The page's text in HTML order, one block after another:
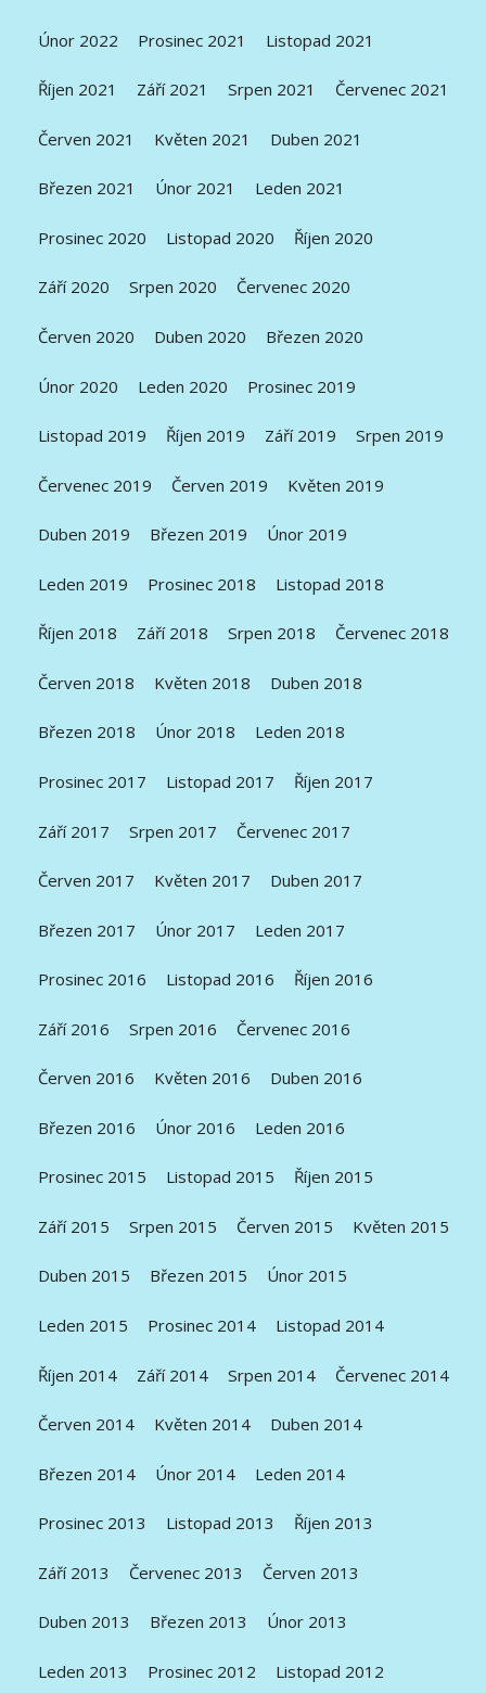
Únor 2022 Prosinec 2021 Listopad 2021
Říjen 2021 Září 2021 Srpen 2021 Červenec 2021
Červen 2021 Květen 2021 Duben 2021
Březen 2021 Únor 2021 Leden 2021
Prosinec 2020 Listopad 2020 Říjen 2020
Září 2020 Srpen 2020 Červenec 2020
Červen 2020 Duben 2020 Březen 2020
Únor 2020 Leden 2020 Prosinec 2019
Listopad 2019 Říjen 2019 Září 2019 Srpen 2019
Červenec 2019 Červen 2019 Květen 2019
Duben 2019 Březen 2019 Únor 2019
Leden 2019 Prosinec 2018 Listopad 2018
Říjen 2018 Září 2018 Srpen 2018 Červenec 2018
Červen 2018 Květen 2018 Duben 2018
Březen 2018 Únor 2018 Leden 2018
Prosinec 2017 Listopad 2017 Říjen 2017
Září 2017 Srpen 2017 Červenec 2017
Červen 2017 Květen 2017 Duben 2017
Březen 2017 Únor 2017 Leden 2017
Prosinec 2016 Listopad 2016 Říjen 2016
Září 2016 Srpen 2016 Červenec 2016
Červen 2016 Květen 2016 Duben 2016
Březen 2016 Únor 2016 Leden 2016
Prosinec 2015 Listopad 2015 Říjen 2015
Září 2015 Srpen 2015 Červen 2015 Květen 2015
Duben 2015 Březen 2015 Únor 2015
Leden 2015 Prosinec 2014 Listopad 2014
Říjen 2014 Září 2014 Srpen 2014 Červenec 2014
Červen 2014 Květen 2014 Duben 2014
Březen 2014 Únor 2014 Leden 2014
Prosinec 2013 Listopad 2013 Říjen 2013
Září 2013 Červenec 2013 Červen 2013
Duben 2013 Březen 2013 Únor 2013
Leden 2013 Prosinec 2012 Listopad 2012